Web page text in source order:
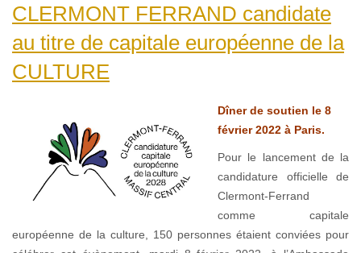
CLERMONT FERRAND candidate
au titre de capitale européenne de la
CULTURE
Dîner de soutien le 8
février 2022 à Paris.
Pour le lancement de la
candidature officielle de
Clermont-Ferrand
comme capitale
européenne de la culture, 150 personnes étaient conviées pour